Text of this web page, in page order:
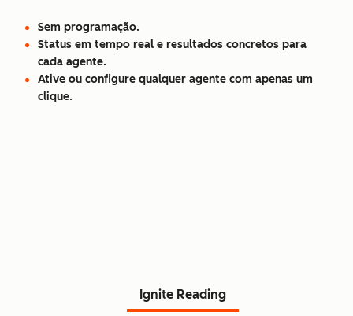
Sem programação.
Status em tempo real e resultados concretos para
cada agente.
Ative ou configure qualquer agente com apenas um
clique.
Ignite Reading